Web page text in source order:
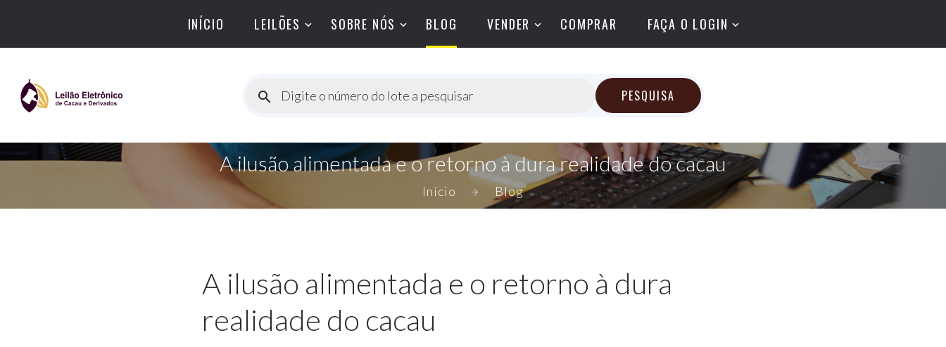
INÍCIO LEILÕES SOBRE NÓS BLOG VENDER COMPRAR FAÇA O LOGIN
Digite o número do lote a pesquisar PESQUISA
A ilusão alimentada e o retorno à dura realidade do cacau
Início Blog
A ilusão alimentada e o retorno à dura
realidade do cacau